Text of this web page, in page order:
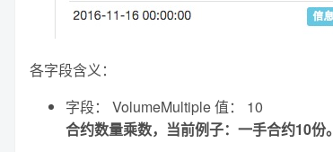
各字段含义：
字段： VolumeMultiple 值： 10
合约数量乘数，当前例子：一手合约10份。